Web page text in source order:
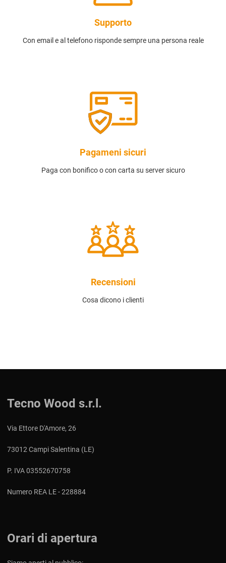
Supporto
Con email e al telefono risponde sempre una persona reale
Pagameni sicuri
Paga con bonifico o con carta su server sicuro
Recensioni
Cosa dicono i clienti
Tecno Wood s.r.l.
Via Ettore D'Amore, 26
73012 Campi Salentina (LE)
P. IVA 03552670758
Numero REA LE - 228884
Orari di apertura